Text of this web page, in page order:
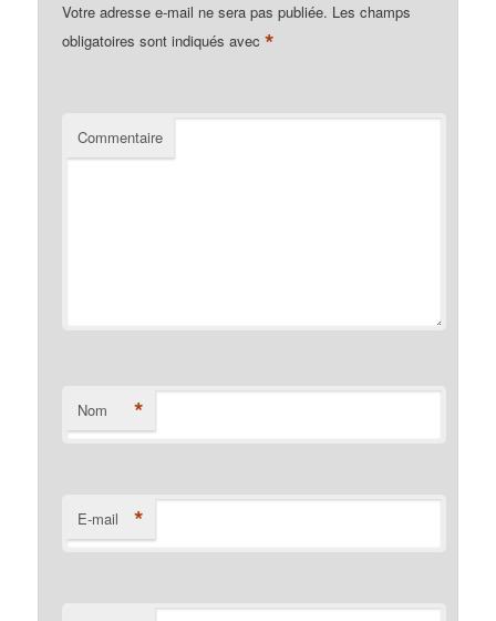
Votre adresse e-mail ne sera pas publiée. Les champs
obligatoires sont indiqués avec*
Commentaire
Nom *
E-mail *